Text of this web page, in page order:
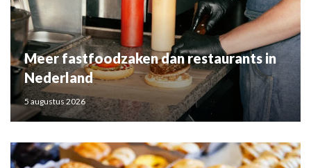
Meer fastfoodzaken dan restaurants in
Nederland
5 augustus 2026